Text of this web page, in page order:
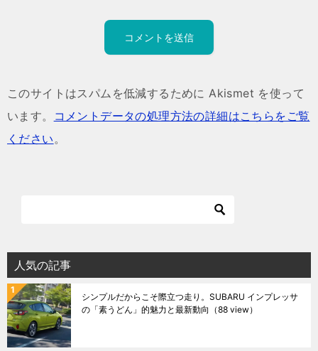
このサイトはスパムを低減するために Akismet を使って
います。
コメントデータの処理方法の詳細はこちらをご覧
ください。
人気の記事
シンプルだからこそ際立つ走り。SUBARU インプレッサ
の「素うどん」的魅力と最新動向 （88 view）